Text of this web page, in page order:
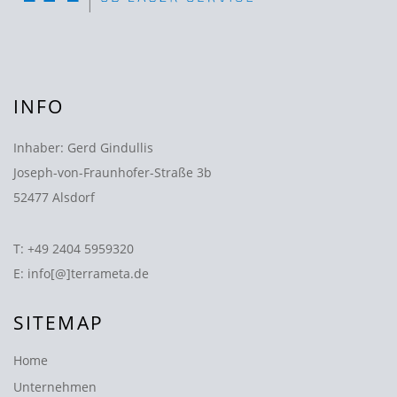
INFO
Inhaber: Gerd Gindullis
Joseph-von-Fraunhofer-Straße 3b
52477 Alsdorf
T: +49 2404 5959320
E: info[@]terrameta.de
SITEMAP
Home
Unternehmen